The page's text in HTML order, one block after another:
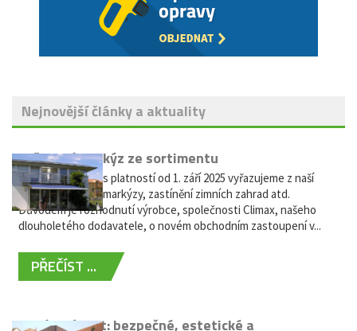
Nejnovější články a aktuality
Vyřazení markýz ze sortimentu
Vážení zákazníci, s platností od 1. září 2025 vyřazujeme z naší
nabídky výsuvné markýzy, zastínění zimních zahrad atd.
Důvodem je rozhodnutí výrobce, společnosti Climax, našeho
dlouholetého dodavatele, o novém obchodním zastoupení v...
PŘEČÍST ...
Hliníkový plot: bezpečné, estetické a